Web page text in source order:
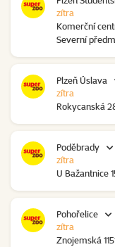
Komerční
Severní
zítra
Plzeň Úslava
Rokycanská
zítra
Poděbrady
U Bažantnice
zítra
Pohořelice
Znojemská
zítra